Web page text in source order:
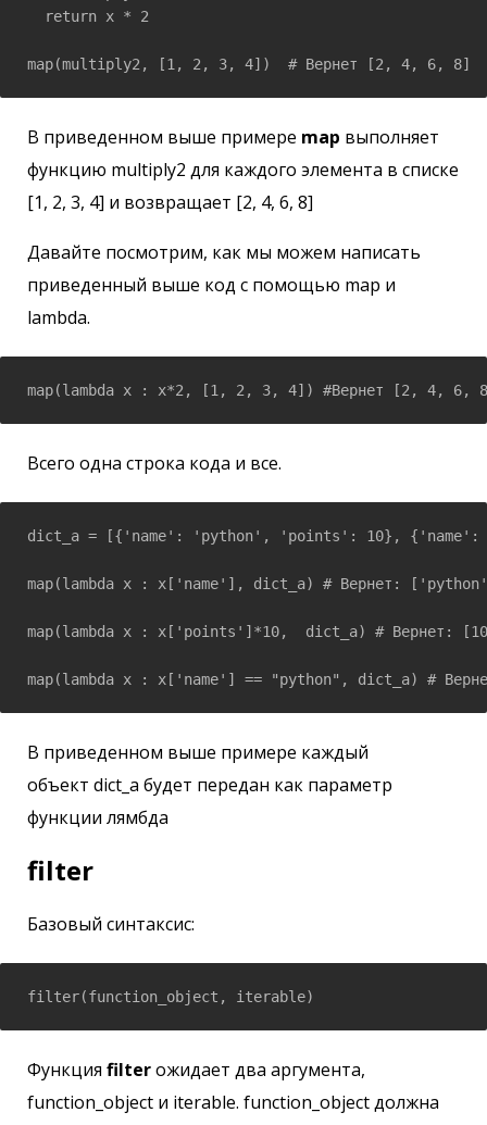
  return x * 2
map(multiply2, [1, 2, 3, 4])  # Вернет [2, 4, 6, 8]
В приведенном выше примере map выполняет
функцию multiply2 для каждого элемента в списке
[1, 2, 3, 4] и возвращает [2, 4, 6, 8]
Давайте посмотрим, как мы можем написать
приведенный выше код с помощью map и
lambda.
Всего одна строка кода и все.
dict_a = [{'name': 'python', 'points': 10},
map(lambda x : x['name'], dict_a) # Вернет:
map(lambda x : x['points']*10,  dict_a) # Вернет:
map(lambda x : x['name'] == "python", dict_a) #
В приведенном выше примере каждый
объект dict_a будет передан как параметр
функции лямбда
filter
Базовый синтаксис:
Функция filterожидает два аргумента,
function_object и iterable. function_object должна